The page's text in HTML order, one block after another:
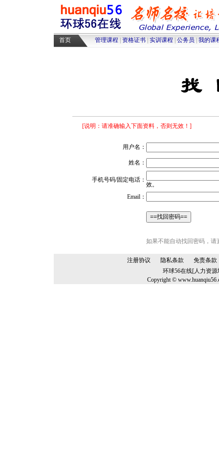
高级人力资源管理师培训 |高级物
采购师培训|物流师培训 人力资
首页 管理课程 资格证书 实训课程 公务员 我的课
[说明：请准确输入下面资料，否则无效！]
用户名：
姓名：
手机号码/固定电话：
效。
Email ：
如果不能自动找回密码，请
注册协议 隐私条款
免责条款
环球56在线[人力资
Copyright ©